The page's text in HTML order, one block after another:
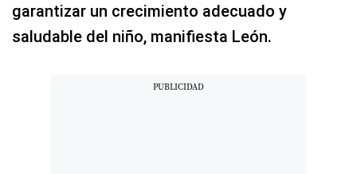
garantizar un crecimiento adecuado y
saludable del niño, manifiesta León.